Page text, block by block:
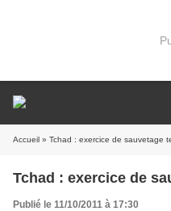
Accueil » Tchad : exercice de sauvetage
Tchad : exercice de
Publié le 11/10/2011 à 17:30